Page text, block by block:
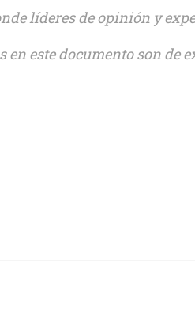
líderes de opinión y
en este documento son